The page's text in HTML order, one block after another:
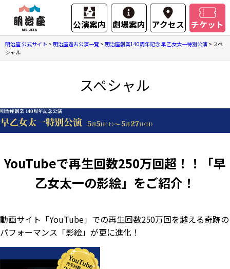
公演案内 劇場案内 アクセス チケット
明治座 公式サイト > 明治座過去公演一覧 > 明治座創業140周年記念 早乙女太一特別公演 > スペ
シャル
スペシャル
YouTubeで再生回数250万回超！！「早
乙女太一の影絵」をご紹介！
動画サイト「YouTube」での再生回数250万回を越える奇跡の
パフォーマンス「影絵」が更に進化！